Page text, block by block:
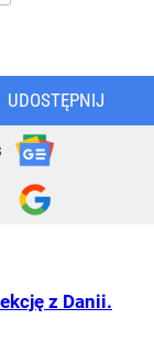
UDOSTĘPNIJ
z Danii.